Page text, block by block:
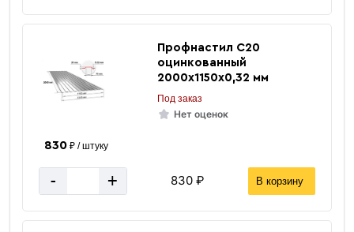
Профнастил C20
оцинкованный
2000х1150х0,32 мм
Под заказ
Нет оценок
830₽ / штуку
- + 830 ₽ В корзину
Размер 60х60х4 мм
Цена указана
Вес 1 метра
Вес погонного метра, тн 0.00682 тн